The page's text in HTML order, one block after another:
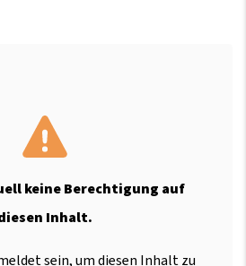
keine Berechtigung auf
Inhalt.
sein, um diesen Inhalt zu